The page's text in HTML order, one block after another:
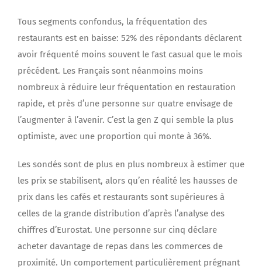
Tous segments confondus, la fréquentation des
restaurants est en baisse: 52% des répondants déclarent
avoir fréquenté moins souvent le fast casual que le mois
précédent. Les Français sont néanmoins moins
nombreux à réduire leur fréquentation en restauration
rapide, et près d’une personne sur quatre envisage de
l’augmenter à l’avenir. C’est la gen Z qui semble la plus
optimiste, avec une proportion qui monte à 36%.
Les sondés sont de plus en plus nombreux à estimer que
les prix se stabilisent, alors qu’en réalité les hausses de
prix dans les cafés et restaurants sont supérieures à
celles de la grande distribution d’après l’analyse des
chiffres d’Eurostat. Une personne sur cinq déclare
acheter davantage de repas dans les commerces de
proximité. Un comportement particulièrement prégnant